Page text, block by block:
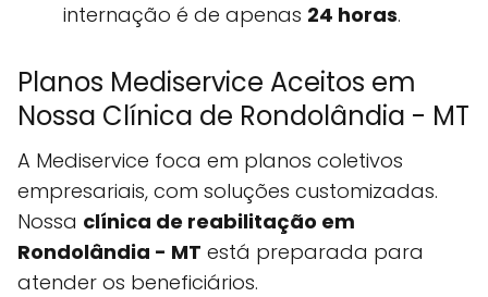
internação é de apenas 24 horas.
Planos Mediservice Aceitos em
Nossa Clínica de Rondolândia - MT
A Mediservice foca em planos coletivos
empresariais, com soluções customizadas.
Nossa clínica de reabilitação em
Rondolândia - MT está preparada para
atender os beneficiários.